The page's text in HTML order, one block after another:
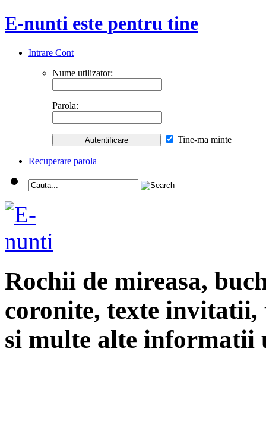
E-nunti este pentru tine
Intrare Cont
Nume utilizator:
Parola:
Tine-ma minte
Recuperare parola
Rochii de mireasa,
coronite, texte
si multe alte informatii